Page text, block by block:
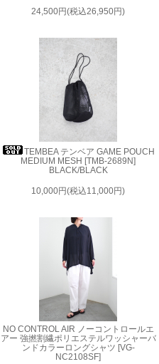
24,500円(税込26,950円)
TEMBEA テンベア GAME POUCH
MEDIUM MESH [TMB-2689N]
BLACK/BLACK
10,000円(税込11,000円)
NO CONTROL AIR ノーコントロールエ
アー 強撚割繊ポリエステルワッシャーバ
ンドカラーロングシャツ [VG-
NC2108SF]